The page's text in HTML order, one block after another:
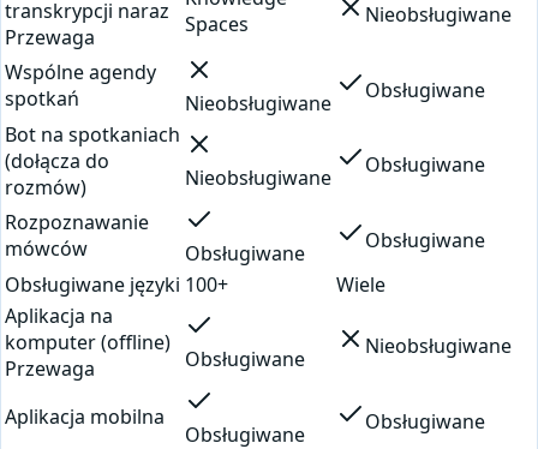
transkrypcji naraz
Przewaga
Spaces
Nieobsługiwane
Wspólne agendy
spotkań
Nieobsługiwane
Obsługiwane
Bot na spotkaniach
(dołącza do
rozmów)
Nieobsługiwane Obsługiwane
Rozpoznawanie
mówców
Obsługiwane
Obsługiwane
Obsługiwane języki 100+
Wiele
Aplikacja na
komputer (offline)
Przewaga
Obsługiwane Nieobsługiwane
Aplikacja mobilna
Obsługiwane
Obsługiwane